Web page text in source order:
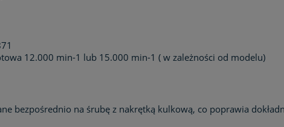
12.000 min-1 lub 15.000 min-1 ( w zależności od modelu)
bezpośrednio na śrubę z nakrętką kulkową, co poprawia